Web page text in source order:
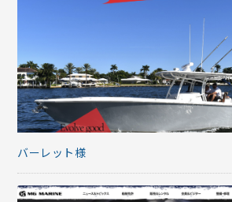
バーレット様